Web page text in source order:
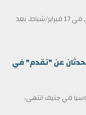
أدى طارق رحمن اليمين كرئيس وزراء لبنغلاديش في 17 فبراير/شباط، بعد
عن "تقدم" في
في جنيف انتهى،